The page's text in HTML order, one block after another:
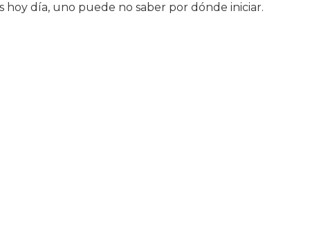
hoy día, uno puede no saber por dónde iniciar.